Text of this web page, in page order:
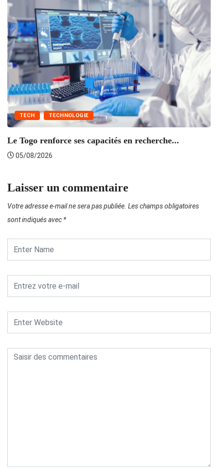
TECH TECHNOLOGIE
Le Togo renforce ses capacités en recherche...
05/08/2026
Laisser un commentaire
Votre adresse e-mail ne sera pas publiée. Les champs obligatoires
sont indiqués avec *